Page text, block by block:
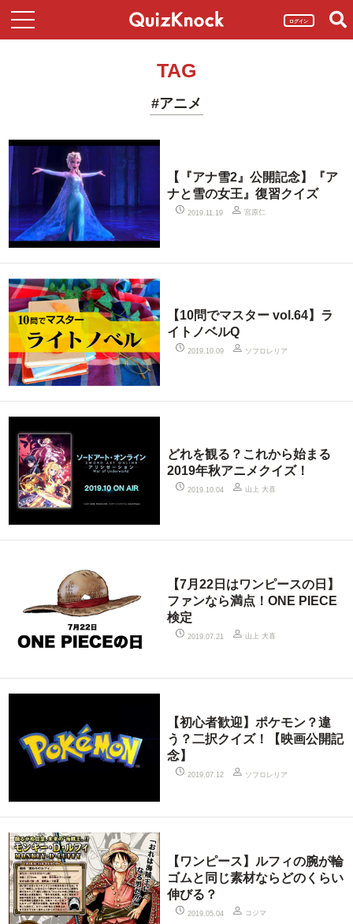
ログイン
TAG
#アニメ
【『アナ雪2』公開記念】『ア
ナと雪の女王』復習クイズ
2019.11.19 宮原仁
【10問でマスター vol.64】ラ
イトノベルQ
2019.10.09 ソフロレリア
どれを観る？これから始まる
2019年秋アニメクイズ！
2019.10.04 山上 大喜
【7月22日はワンピースの日】
ファンなら満点！ONE PIECE
検定
2019.07.21 山上 大喜
【初心者歓迎】ポケモン？違
う？二択クイズ！【映画公開記
念】
2019.07.12 ソフロレリア
【ワンピース】ルフィの腕が輪
ゴムと同じ素材ならどのくらい
伸びる？
2019.05.04 コジマ